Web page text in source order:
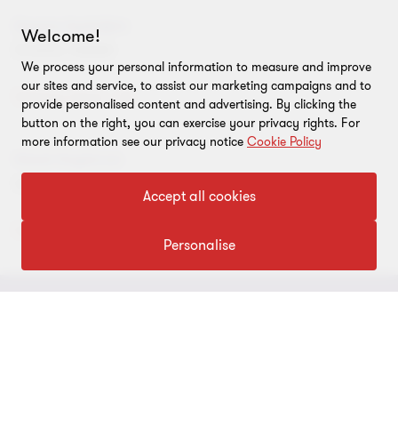
Şeyma Aydoğan
İletişime Geçin
Welcome!
We process your personal information to measure and improve
our sites and service, to assist our marketing campaigns and to
provide personalised content and advertising. By clicking the
button on the right, you can exercise your privacy rights. For
more information see our privacy notice Cookie Policy
Accept all cookies
Personalise